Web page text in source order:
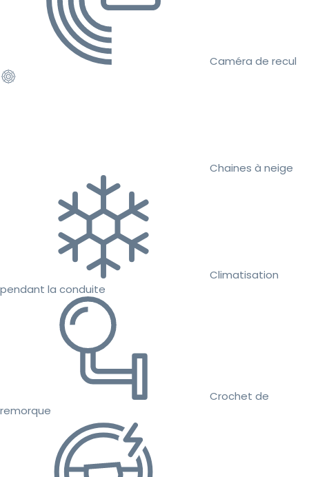
Caméra de recul
Chaines à neige
Climatisation
pendant la conduite
Crochet de
remorque